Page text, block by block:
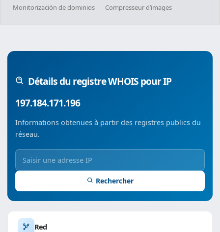
Monitorización de dominios Compresseur d’images
Détails du registre WHOIS pour IP
197.184.171.196
Informations obtenues à partir des registres publics du
réseau.
Rechercher
Red